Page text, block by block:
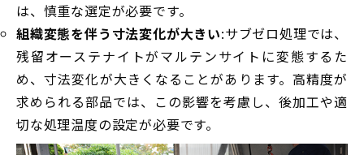
は、慎重な選定が必要です。
組織変態を伴う寸法変化が大きい:サブゼロ処理では、
残留オーステナイトがマルテンサイトに変態するた
め、寸法変化が大きくなることがあります。高精度が
求められる部品では、この影響を考慮し、後加工や適
切な処理温度の設定が必要です。